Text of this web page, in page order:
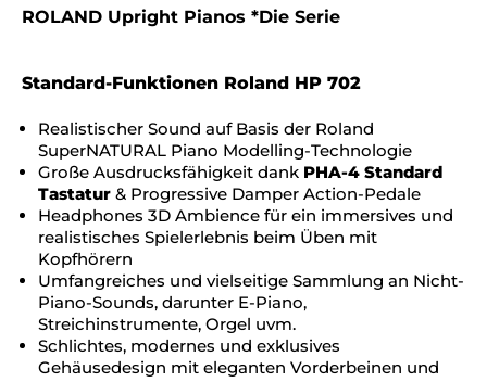
ROLAND Upright Pianos *Die Serie
Standard-Funktionen Roland HP 702
Realistischer Sound auf Basis der Roland
SuperNATURAL Piano Modelling-Technologie
Große Ausdrucksfähigkeit dank PHA-4 Standard
Tastatur & Progressive Damper Action-Pedale
Headphones 3D Ambience für ein immersives und
realistisches Spielerlebnis beim Üben mit
Kopfhörern
Umfangreiches und vielseitige Sammlung an Nicht-
Piano-Sounds, darunter E-Piano,
Streichinstrumente, Orgel uvm.
Schlichtes, modernes und exklusives
Gehäusedesign mit eleganten Vorderbeinen und